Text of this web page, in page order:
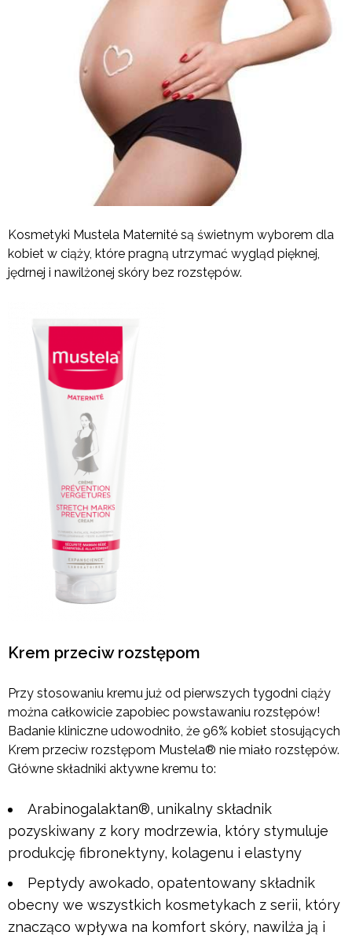
Kosmetyki Mustela Maternité są świetnym wyborem dla
kobiet w ciąży, które pragną utrzymać wygląd pięknej,
jędrnej i nawilżonej skóry bez rozstępów.
Krem przeciw rozstępom
Przy stosowaniu kremu już od pierwszych tygodni ciąży
można całkowicie zapobiec powstawaniu rozstępów!
Badanie kliniczne udowodniło, że 96% kobiet stosujących
Krem przeciw rozstępom Mustela® nie miało rozstępów.
Główne składniki aktywne kremu to:
Arabinogalaktan®, unikalny składnik
pozyskiwany z kory modrzewia, który stymuluje
produkcję fibronektyny, kolagenu i elastyny
Peptydy awokado, opatentowany składnik
obecny we wszystkich kosmetykach z serii, który
znacząco wpływa na komfort skóry, nawilża ją i